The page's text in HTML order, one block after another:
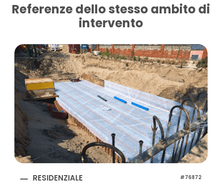
Referenze dello stesso ambito di
intervento
RESIDENZIALE #76872